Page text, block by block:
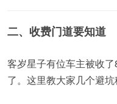
二、收费门道要知道
客岁星子有位车主被收
了。这里教大家几个避坑